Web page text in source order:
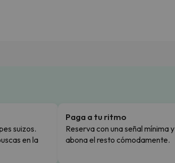
suizos.
en la
Paga a tu ritmo
Reserva con una señal mínima y
abona el resto cómodamente.